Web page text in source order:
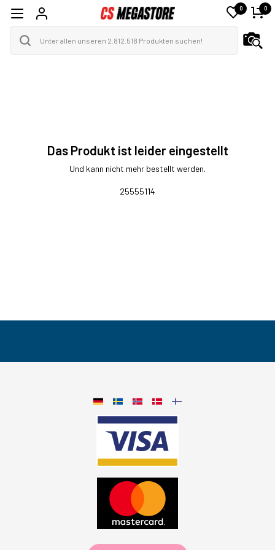
0 0
Das Produkt ist leider eingestellt
Und kann nicht mehr bestellt werden.
25555114